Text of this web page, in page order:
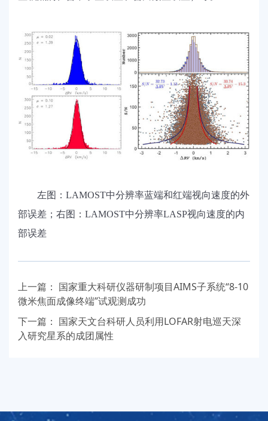
左图：LAMOST中分辨率蓝端和红端视向速度的外
部误差；右图：LAMOST中分辨率LASP视向速度的内
部误差
上一篇： 国家重大科研仪器研制项目AIMS子系统“8-10
微米焦面成像终端”试观测成功
下一篇： 国家天文台科研人员利用LOFAR射电巡天深
入研究星系的成团属性